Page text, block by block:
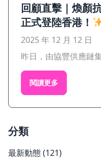
回顧直擊｜煥顏
正式登陸香港！
2025 年 12 月 12 日
昨日，由協豐供應鏈
閱讀更多
分類
最新動態(121)